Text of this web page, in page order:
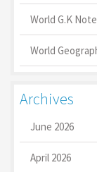
World G.K
World
Archives
June 2026
April 2026